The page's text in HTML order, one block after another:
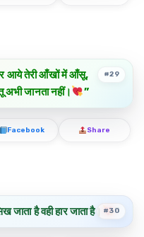
आये तेरी आँखों में आँसू,
अभी जानता नहीं।
”
#29
Facebook Share
जाता है वही हार जाता है। ”
#30